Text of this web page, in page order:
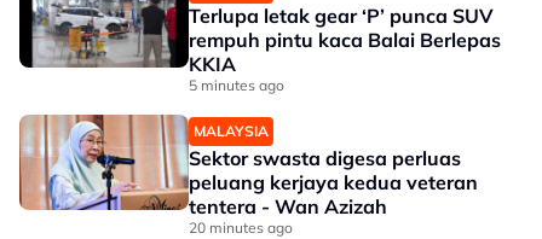
Terlupa letak gear ‘P’ punca SUV
rempuh pintu kaca Balai Berlepas
KKIA
5 minutes ago
MALAYSIA
Sektor swasta digesa perluas
peluang kerjaya kedua veteran
tentera - Wan Azizah
20 minutes ago